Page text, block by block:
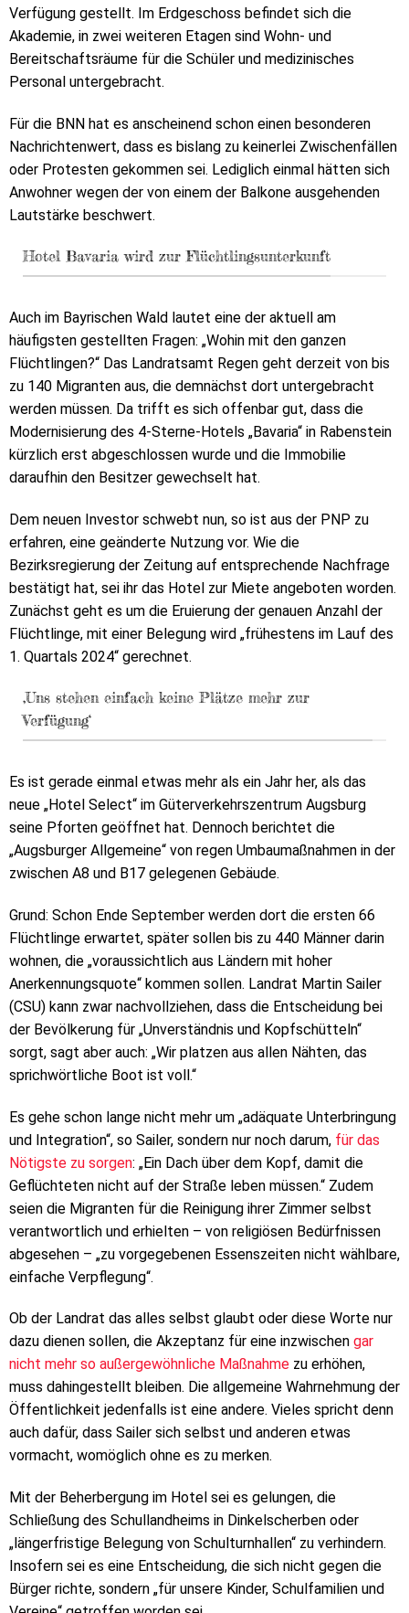
Verfügung gestellt. Im Erdgeschoss befindet sich die
Akademie, in zwei weiteren Etagen sind Wohn- und
Bereitschaftsräume für die Schüler und medizinisches
Personal untergebracht.
Für die BNN hat es anscheinend schon einen besonderen
Nachrichtenwert, dass es bislang zu keinerlei Zwischenfällen
oder Protesten gekommen sei. Lediglich einmal hätten sich
Anwohner wegen der von einem der Balkone ausgehenden
Lautstärke beschwert.
Hotel Bavaria wird zur Flüchtlingsunterkunft
Auch im Bayrischen Wald lautet eine der aktuell am
häufigsten gestellten Fragen: „Wohin mit den ganzen
Flüchtlingen?“ Das Landratsamt Regen geht derzeit von bis
zu 140 Migranten aus, die demnächst dort untergebracht
werden müssen. Da trifft es sich offenbar gut, dass die
Modernisierung des 4-Sterne-Hotels „Bavaria“ in Rabenstein
kürzlich erst abgeschlossen wurde und die Immobilie
daraufhin den Besitzer gewechselt hat.
Dem neuen Investor schwebt nun, so ist aus der PNP zu
erfahren, eine geänderte Nutzung vor. Wie die
Bezirksregierung der Zeitung auf entsprechende Nachfrage
bestätigt hat, sei ihr das Hotel zur Miete angeboten worden.
Zunächst geht es um die Eruierung der genauen Anzahl der
Flüchtlinge, mit einer Belegung wird „frühestens im Lauf des
1. Quartals 2024“ gerechnet.
‚Uns stehen einfach keine Plätze mehr zur
Verfügung‘
Es ist gerade einmal etwas mehr als ein Jahr her, als das
neue „Hotel Select“ im Güterverkehrszentrum Augsburg
seine Pforten geöffnet hat. Dennoch berichtet die
„Augsburger Allgemeine“ von regen Umbaumaßnahmen in der
zwischen A8 und B17 gelegenen Gebäude.
Grund: Schon Ende September werden dort die ersten 66
Flüchtlinge erwartet, später sollen bis zu 440 Männer darin
wohnen, die „voraussichtlich aus Ländern mit hoher
Anerkennungsquote“ kommen sollen. Landrat Martin Sailer
(CSU) kann zwar nachvollziehen, dass die Entscheidung bei
der Bevölkerung für „Unverständnis und Kopfschütteln“
sorgt, sagt aber auch: „Wir platzen aus allen Nähten, das
sprichwörtliche Boot ist voll.“
Es gehe schon lange nicht mehr um „adäquate Unterbringung
und Integration“, so Sailer, sondern nur noch darum, für das
Nötigste zu sorgen: „Ein Dach über dem Kopf, damit die
Geflüchteten nicht auf der Straße leben müssen.“ Zudem
seien die Migranten für die Reinigung ihrer Zimmer selbst
verantwortlich und erhielten – von religiösen Bedürfnissen
abgesehen – „zu vorgegebenen Essenszeiten nicht wählbare,
einfache Verpflegung“.
Ob der Landrat das alles selbst glaubt oder diese Worte nur
dazu dienen sollen, die Akzeptanz für eine inzwischen gar
nicht mehr so außergewöhnliche Maßnahme zu erhöhen,
muss dahingestellt bleiben. Die allgemeine Wahrnehmung der
Öffentlichkeit jedenfalls ist eine andere. Vieles spricht denn
auch dafür, dass Sailer sich selbst und anderen etwas
vormacht, womöglich ohne es zu merken.
Mit der Beherbergung im Hotel sei es gelungen, die
Schließung des Schullandheims in Dinkelscherben oder
„längerfristige Belegung von Schulturnhallen“ zu verhindern.
Insofern sei es eine Entscheidung, die sich nicht gegen die
Bürger richte, sondern „für unsere Kinder, Schulfamilien und